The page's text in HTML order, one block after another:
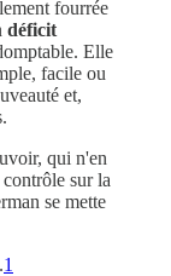
fourrée
déficit
Elle
facile ou
et,
qui n'en
sur la
se mette
1